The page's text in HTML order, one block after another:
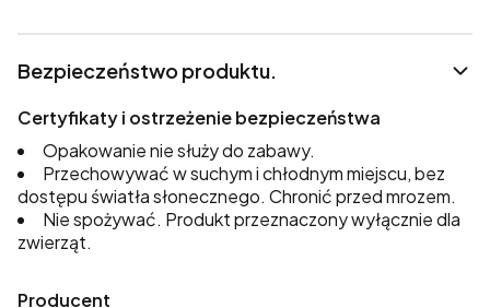
Bezpieczeństwo produktu.
Certyfikaty i ostrzeżenie bezpieczeństwa
Opakowanie nie służy do zabawy.
Przechowywać w suchym i chłodnym miejscu, bez
dostępu światła słonecznego. Chronić przed mrozem.
Nie spożywać. Produkt przeznaczony wyłącznie dla
zwierząt.
Producent